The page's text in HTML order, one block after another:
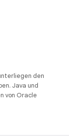
den
Java und
von Oracle